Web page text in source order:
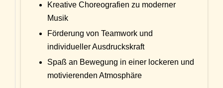
Kreative Choreografien zu moderner
Musik
Förderung von Teamwork und
individueller Ausdruckskraft
Spaß an Bewegung in einer lockeren und
motivierenden Atmosphäre